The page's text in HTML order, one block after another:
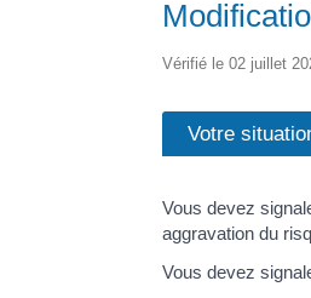
Vérifié le 02 juillet
Votre
Vous devez
aggravation du
Vous devez